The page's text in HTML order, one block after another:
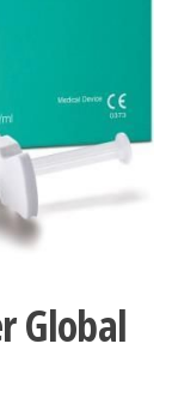
Global